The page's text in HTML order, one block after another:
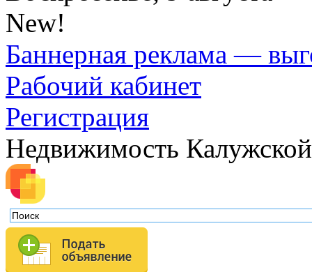
New!
Баннерная реклама —
Рабочий кабинет
Регистрация
Недвижимость